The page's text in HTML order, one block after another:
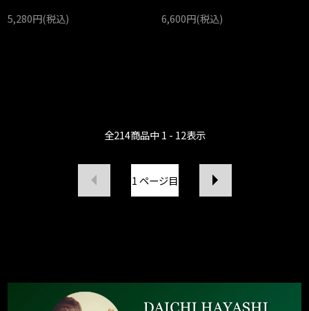
5,280円(税込)
6,600円(税込)
全214商品中1 - 12表示
1ページ目